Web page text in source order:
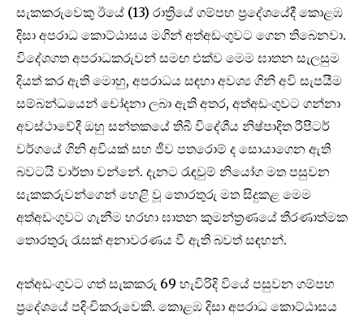
සැකකරුවෙකු ඊයේ (13) රාත්‍රියේ ගම්පහ ප්‍රදේශයේදී කොළඹ
දිසා අපරාධ කොට්ඨාසය මගින් අත්අඩංගුවට ගෙන තිබෙනවා.
විදේශගත අපරාධකරුවන් සමඟ එක්ව මෙම ඝාතන සැලසුම
දියත් කර ඇති මොහු, අපරාධය සඳහා අවශ්‍ය ගිනි අවි සැපයීම
සම්බන්ධයෙන් චෝදනා ලබා ඇති අතර, අත්අඩංගුවට ගන්නා
අවස්ථාවේදී ඔහු සන්තකයේ තිබී විදේශීය නිෂ්පාදිත රීපීටර්
වර්ගයේ ගිනි අවියක් සහ ජීව පතරොම් ද සොයාගෙන ඇති
බවටයි වාර්තා වන්නේ. දැනට රැඳවුම් නියෝග මත පසුවන
සැකකරුවන්ගෙන් හෙළි වූ තොරතුරු මත සිදුකළ මෙම
අත්අඩංගුවට ගැනීම හරහා ඝාතන කුමන්ත්‍රණයේ තීරණාත්මක
තොරතුරු රැසක් අනාවරණය වී ඇති බවත් සඳහන්.
අත්අඩංගුවට ගත් සැකකරු 69 හැවිරිදි වියේ පසුවන ගම්පහ
ප්‍රදේශයේ පදිංචිකරුවෙකි. කොළඹ දිසා අපරාධ කොට්ඨාසය